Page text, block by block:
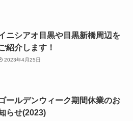
ニシアオ目黒や目黒新橋周辺を
紹介します！
2023年4月25日
ールデンウィーク期間休業のお
らせ(2023)